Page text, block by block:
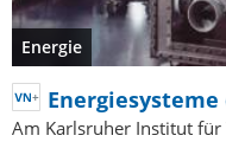
Energie
Am Karlsruher Institut für